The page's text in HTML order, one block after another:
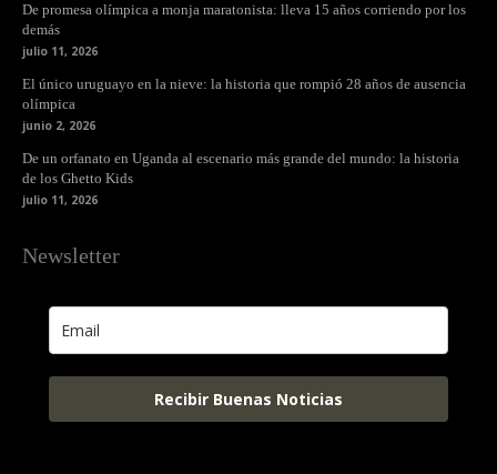
De promesa olímpica a monja maratonista: lleva 15 años corriendo por los
demás
julio 11, 2026
El único uruguayo en la nieve: la historia que rompió 28 años de ausencia
olímpica
junio 2, 2026
De un orfanato en Uganda al escenario más grande del mundo: la historia
de los Ghetto Kids
julio 11, 2026
Newsletter
Recibir Buenas Noticias